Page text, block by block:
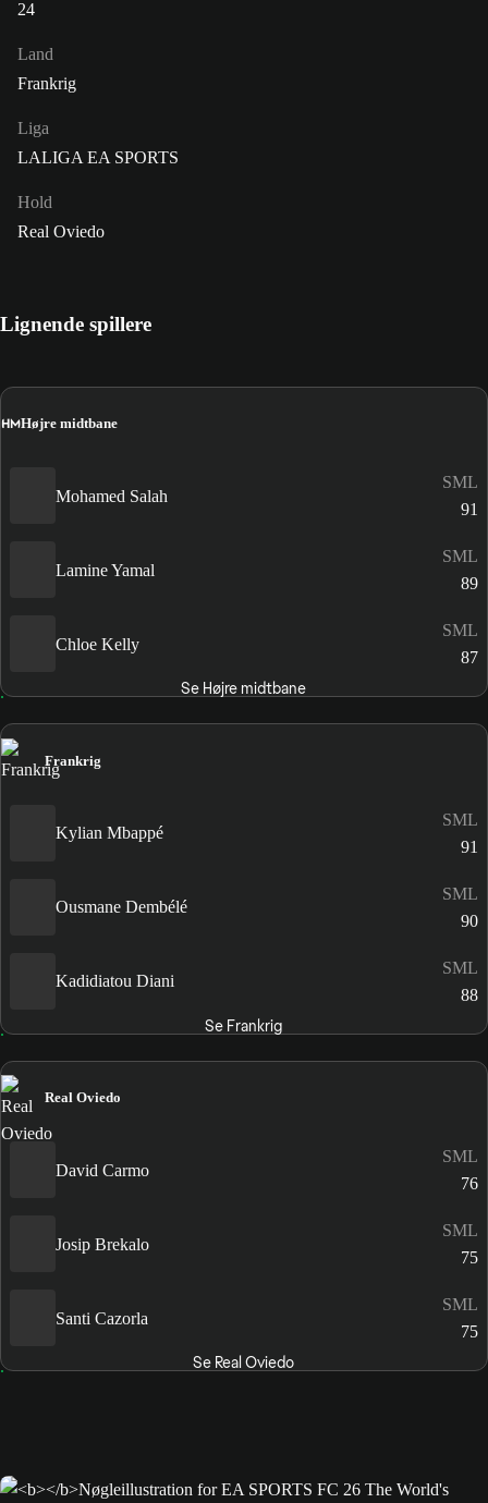
24
Land
Frankrig
Liga
LALIGA EA SPORTS
Hold
Real Oviedo
Lignende spillere
HMHøjre midtbane
Mohamed Salah
SML
91
Lamine Yamal
SML
89
Chloe Kelly
SML
87
Se Højre midtbane
Frankrig
Kylian Mbappé
SML
91
Ousmane Dembélé
SML
90
Kadidiatou Diani
SML
88
Se Frankrig
Real Oviedo
David Carmo
SML
76
Josip Brekalo
SML
75
Santi Cazorla
SML
75
Se Real Oviedo